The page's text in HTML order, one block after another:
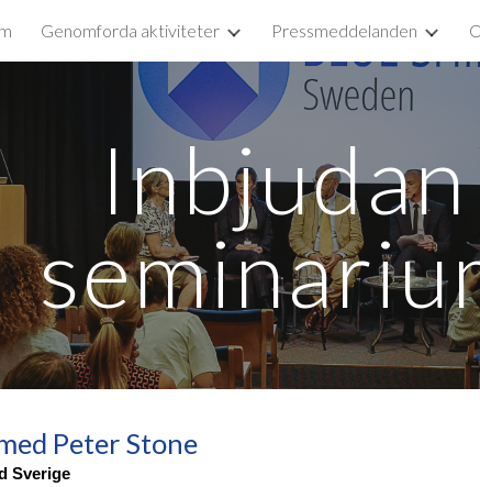
Skip to main content Skip to
Genomforda aktiviteter Pressmeddelanden
Inbjudan
Peter Stone
Sverige